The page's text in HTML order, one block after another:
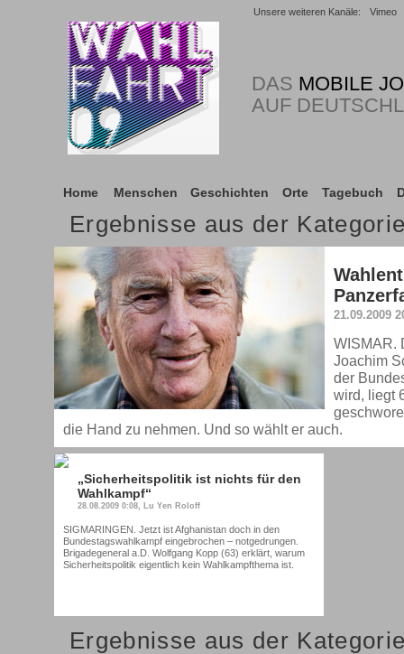
Unsere weiteren Kanäle: Vimeo
DAS MOBILE
AUF
Home Menschen Geschichten Orte Tagebuch
Ergebnisse aus der
21.09.2009
WISMAR.
Joachim
der
wird, liegt
die Hand zu nehmen. Und so wählt er auch.
„Sicherheitspolitik ist nichts für den
Wahlkampf“
28.08.2009 0:08, Lu Yen Roloff
SIGMARINGEN. Jetzt ist Afghanistan doch in den
Bundestagswahlkampf eingebrochen – notgedrungen.
Brigadegeneral a.D. Wolfgang Kopp (63) erklärt, warum
Sicherheitspolitik eigentlich kein Wahlkampfthema ist.
Ergebnisse aus der